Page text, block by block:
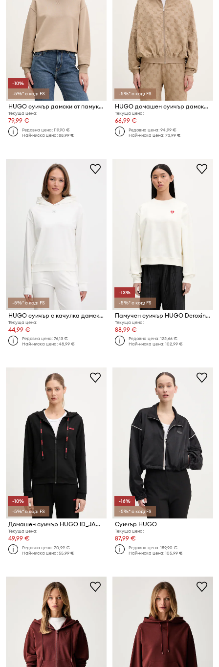
-10%
-5%* с код: FS
HUGO суичър дамски от памук Daxandria
Текуща цена:
79,99 €
Редовна цена:119,90 €
Най-ниска цена:88,99 €
-5%* с код: FS
HUGO домашен суичър дамски с памук TERRYMONOGRAM_JACKET
Текуща цена:
66,99 €
Редовна цена:94,99 €
Най-ниска цена:73,99 €
-5%* с код: FS
HUGO суичър с качулка дамски с памук SIGNATURE_HOODIE
Текуща цена:
44,99 €
Редовна цена:76,13 €
Най-ниска цена:48,99 €
-13%
-5%* с код: FS
Памучен суичър HUGO Deroxina_7
Текуща цена:
88,99 €
Редовна цена:122,66 €
Най-ниска цена:102,99 €
-10%
-5%* с код: FS
Домашен суичър HUGO ID_JACKET
Текуща цена:
49,99 €
Редовна цена:70,99 €
Най-ниска цена:55,99 €
-16%
-5%* с код: FS
Суичър HUGO
Текуща цена:
87,99 €
Редовна цена:159,90 €
Най-ниска цена:105,99 €